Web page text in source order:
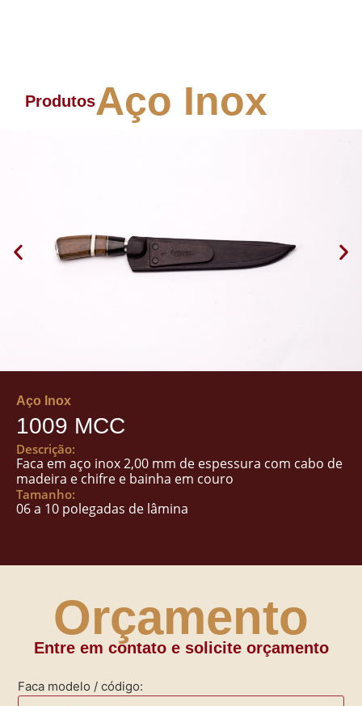
ProdutosAço Inox
Aço Inox
1009 MCC
Descrição:
Faca em aço inox 2,00 mm de espessura com cabo de
madeira e chifre e bainha em couro
Tamanho:
06 a 10 polegadas de lâmina
Orçamento
Entre em contato e solicite orçamento
Faca modelo / código: